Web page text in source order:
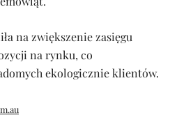
na zwiększenie zasięgu
na rynku, co
ekologicznie klientów.